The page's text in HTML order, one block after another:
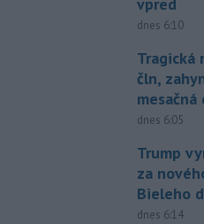
vpred
dnes 6:10
Tragická
čln,
mesačná
dnes 6:05
Trump
za
Bieleho
dnes 6:14